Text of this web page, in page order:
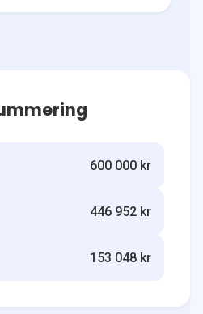
600 000 kr
446 952 kr
153 048 kr